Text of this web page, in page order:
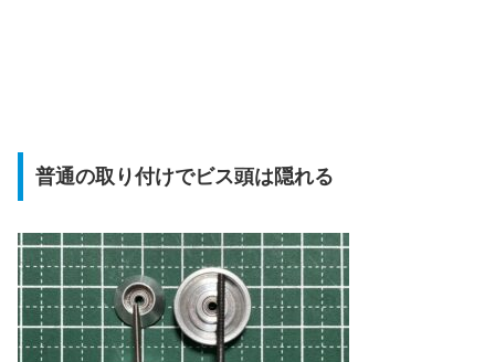
普通の取り付けでビス頭は隠れる